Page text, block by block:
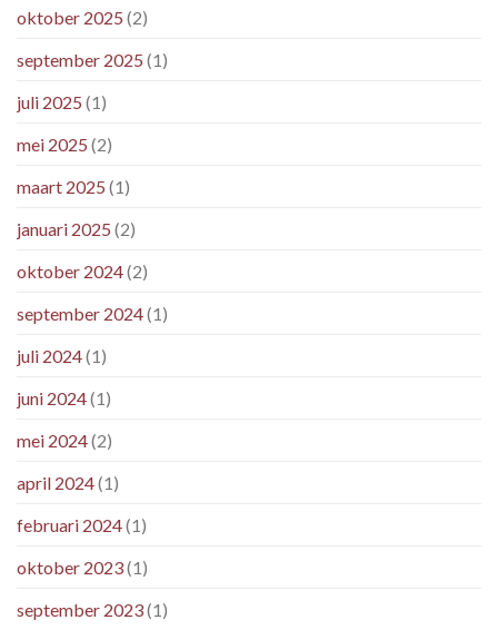
oktober 2025 (2)
september 2025 (1)
juli 2025 (1)
mei 2025 (2)
maart 2025 (1)
januari 2025 (2)
oktober 2024(2)
september 2024(1)
juli 2024(1)
juni 2024(1)
mei 2024(2)
april 2024(1)
februari 2024(1)
oktober 2023(1)
september 2023(1)